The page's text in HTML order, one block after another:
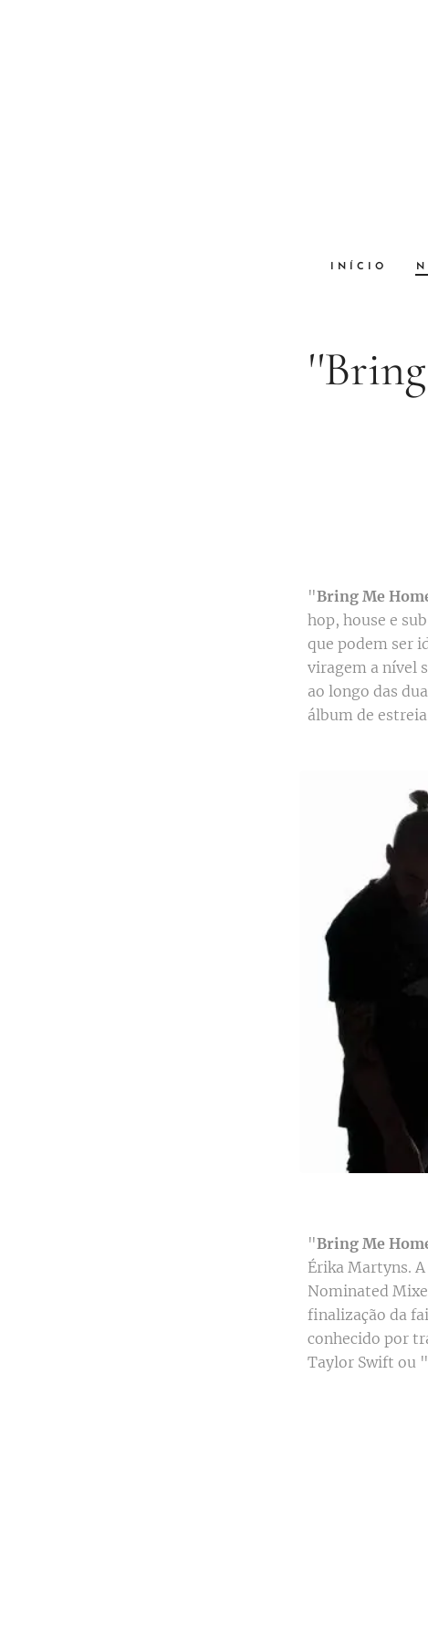
INÍCIO
"Bring Me
hop, house e
que podem ser
viragem a nível
ao longo das
álbum de
"Bring Me
Érika Martyns.
Nominated
finalização da
conhecido por
Taylor Swift ou